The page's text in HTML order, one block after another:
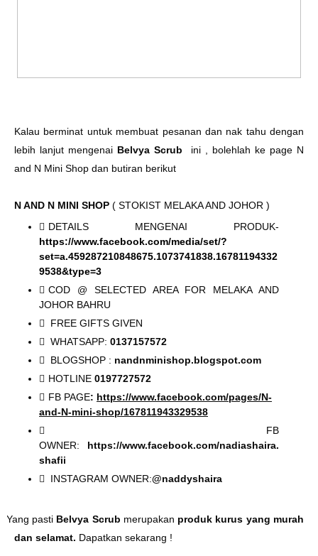
Kalau berminat untuk membuat pesanan dan nak tahu dengan
lebih lanjut mengenai Belvya Scrub ini , bolehlah ke page N
and N Mini Shop dan butiran berikut
N AND N MINI SHOP ( STOKIST MELAKA AND JOHOR )
DETAILS MENGENAI PRODUK-
https://www.facebook.com/media/set/?
set=a.459287210848675.1073741838.16781194332
9538&type=3
COD @ SELECTED AREA FOR MELAKA AND
JOHOR BAHRU
FREE GIFTS GIVEN
WHATSAPP: 0137157572
BLOGSHOP : nandnminishop.blogspot.com
HOTLINE 0197727572
FB PAGE: https://www.facebook.com/pages/N-
and-N-mini-shop/167811943329538
FB
OWNER: https://www.facebook.com/nadiashaira.
shafii
INSTAGRAM OWNER:@naddyshaira
Yang pasti Belvya Scrub merupakan produk kurus yang murah
dan selamat. Dapatkan sekarang !